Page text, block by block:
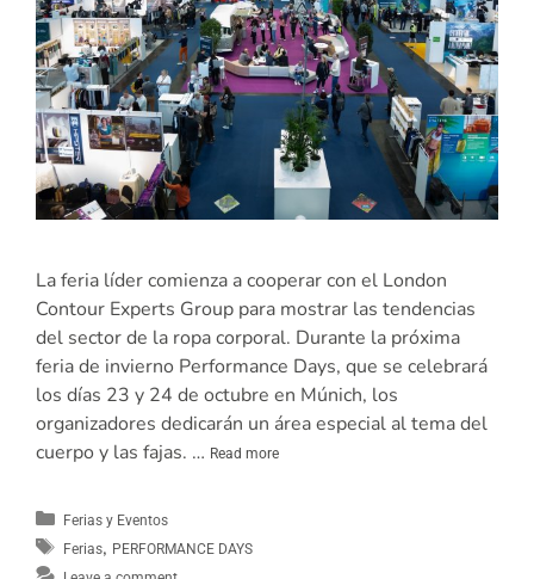
La feria líder comienza a cooperar con el London
Contour Experts Group para mostrar las tendencias
del sector de la ropa corporal. Durante la próxima
feria de invierno Performance Days, que se celebrará
los días 23 y 24 de octubre en Múnich, los
organizadores dedicarán un área especial al tema del
cuerpo y las fajas. … Read more
Ferias y Eventos
Ferias, PERFORMANCE DAYS